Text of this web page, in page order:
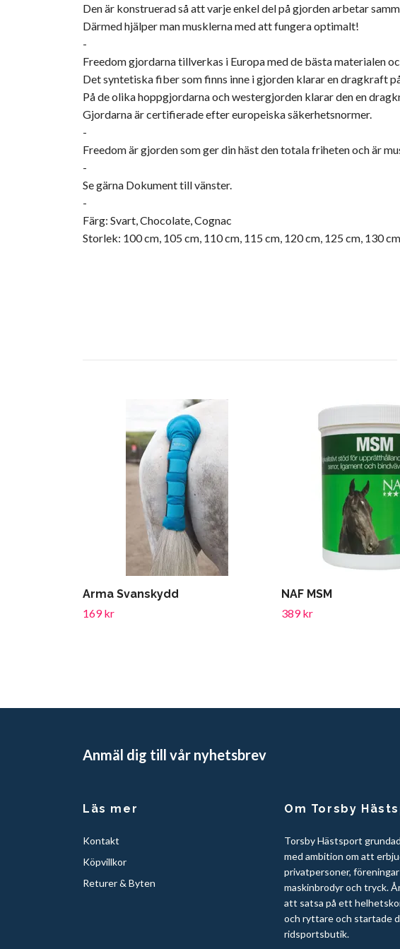
Den är konstruerad så att varje enkel del på gjorden arbetar
Därmed hjälper man musklerna med att fungera optimalt!
-
Freedom gjordarna tillverkas i Europa med de bästa materialen
Det syntetiska fiber som finns inne i gjorden klarar en dragkraft
På de olika hoppgjordarna och westergjorden klarar den en
Gjordarna är certifierade efter europeiska säkerhetsnormer.
-
Freedom är gjorden som ger din häst den totala friheten och är
-
Se gärna Dokument till vänster.
-
Färg: Svart, Chocolate, Cognac
Storlek: 100 cm, 105 cm, 110 cm, 115 cm, 120 cm, 125 cm, 130
Arma Svanskydd
169 kr
NAF MSM
389 kr
Anmäl dig till vår nyhetsbrev
Läs mer
Kontakt
Köpvillkor
Returer & Byten
Om Torsby
Torsby Hästsport
med ambition om att
privatpersoner,
maskinbrodyr och tryck.
att satsa på ett
och ryttare och startade
ridsportsbutik.